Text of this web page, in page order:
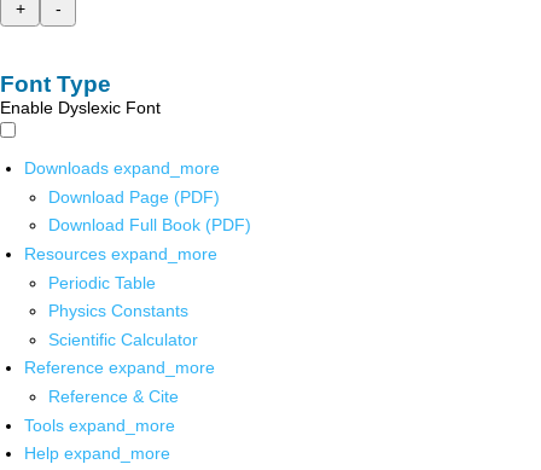
+
-
Font Type
Enable Dyslexic Font
Downloads expand_more
Download Page (PDF)
Download Full Book (PDF)
Resources expand_more
Periodic Table
Physics Constants
Scientific Calculator
Reference expand_more
Reference & Cite
Tools expand_more
Help expand_more